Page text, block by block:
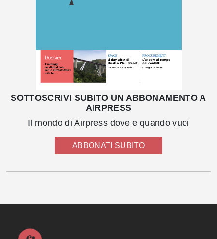
SOTTOSCRIVI SUBITO UN ABBONAMENTO A
AIRPRESS
Il mondo di Airpress dove e quando vuoi
ABBONATI SUBITO